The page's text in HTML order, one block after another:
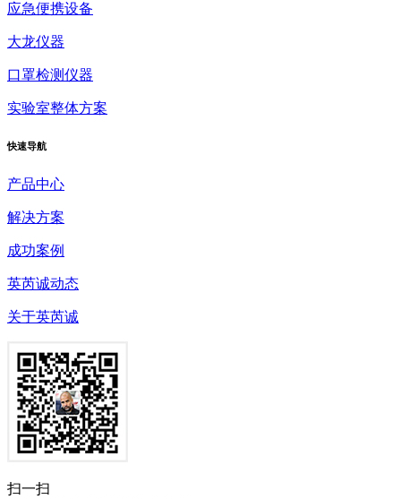
应急便携设备
大龙仪器
口罩检测仪器
实验室整体方案
快速导航
产品中心
解决方案
成功案例
英芮诚动态
关于英芮诚
扫一扫